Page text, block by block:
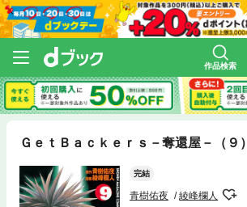
作品検索
ＧｅｔＢａｃｋｅｒｓ－奪還屋－（９）
完結
青樹佑夜 綾峰欄人